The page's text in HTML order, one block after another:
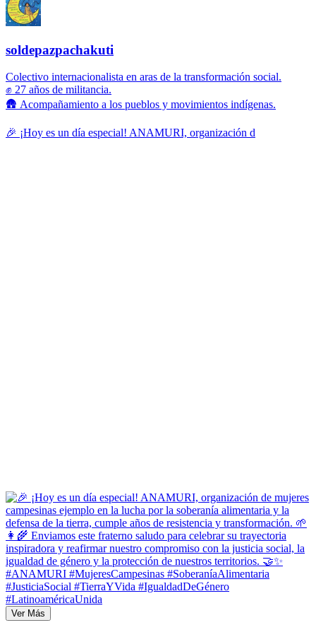
soldepazpachakuti
Colectivo internacionalista en aras de la transformación social.
✊ 27 años de militancia.
🛖 Acompañamiento a los pueblos y movimientos indígenas.
🎉 ¡Hoy es un día especial! ANAMURI, organización d
Ver Más